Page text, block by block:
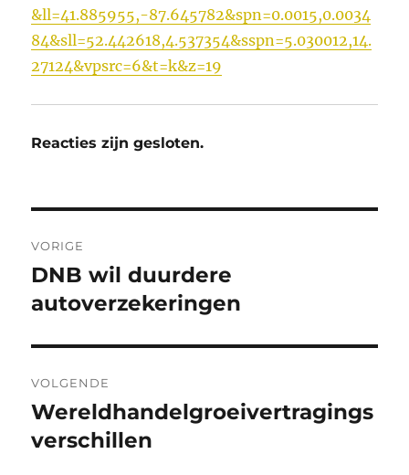
&ll=41.885955,-87.645782&spn=0.0015,0.0034
84&sll=52.442618,4.537354&sspn=5.030012,14.
27124&vpsrc=6&t=k&z=19
Reacties zijn gesloten.
navigatie
VORIGE
Vorig
bericht:
DNB wil duurdere
autoverzekeringen
VOLGENDE
Volgend
bericht:
Wereldhandelgroeivertragings
verschillen